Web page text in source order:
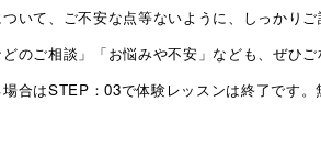
いて、ご不安な点等ないように、しっかりご
のご相談」「お悩みや不安」なども、ぜひご
場合はSTEP：03で体験レッスンは終了です。